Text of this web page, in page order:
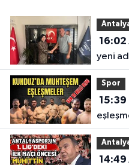
16:02
yeni
Spor
15:39
14:49